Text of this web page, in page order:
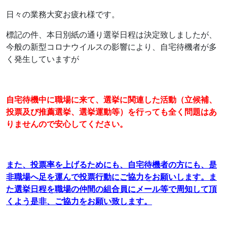
日々の業務大変お疲れ様です。
標記の件、本日別紙の通り選挙日程は決定致しましたが、
今般の新型コロナウイルスの影響により、自宅待機者が多
く発生していますが
自宅待機中に職場に来て、選挙に関連した活動（立候補、
投票及び推薦選挙、選挙運動等）を行っても全く問題はあ
りませんので安心してください。
また、投票率を上げるためにも、自宅待機者の方にも、是
非職場へ足を運んで投票行動にご協力をお願いします。ま
た選挙日程を職場の仲間の組合員にメール等で周知して頂
くよう是非、ご協力をお願い致します。